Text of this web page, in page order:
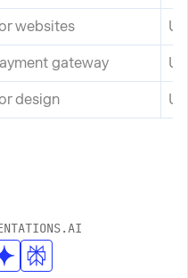
websites
gateway
design